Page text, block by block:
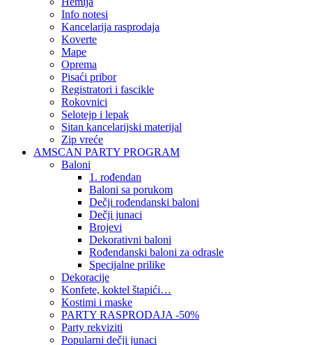
Info notesi
Kancelarija rasprodaja
Koverte
Mape
Oprema
Pisaći pribor
Registratori i fascikle
Rokovnici
Selotejp i lepak
Sitan kancelarijski materijal
Zip vreće
AMSCAN PARTY PROGRAM
Baloni
1. rođendan
Baloni sa porukom
Dečji rođendanski baloni
Dečji junaci
Brojevi
Dekorativni baloni
Rođendanski baloni za odrasle
Specijalne prilike
Dekoracije
Konfete, koktel štapići…
Kostimi i maske
PARTY RASPRODAJA -50%
Party rekviziti
Popularni dečji junaci